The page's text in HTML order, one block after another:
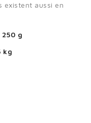
existent aussi en
g
kg